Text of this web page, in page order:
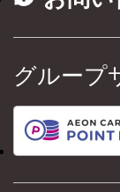
グループ